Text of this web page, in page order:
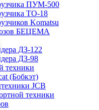
ПУМ-500
ТО-18
Komatsu
БЕЦЕМА
ДЗ-122
ДЗ-98
техники
(Бобкэт)
JCB
техники